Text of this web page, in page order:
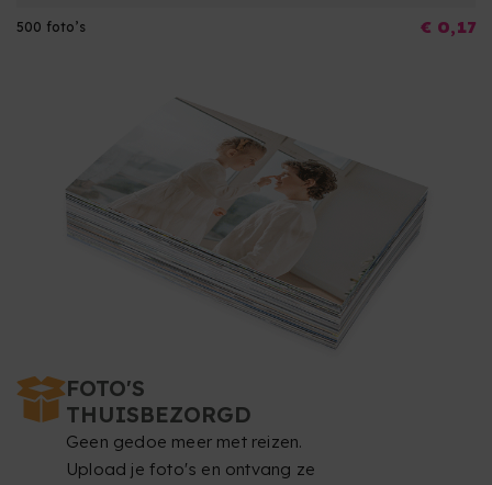
500 foto’s € 0,17
FOTO'S
THUISBEZORGD
Geen gedoe meer met reizen.
Upload je foto's en ontvang ze